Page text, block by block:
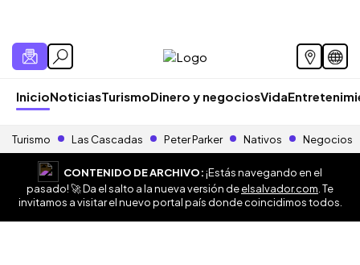
InicioNoticiasTurismoDinero y negociosVida
Turismo Las Cascadas Peter Parker Nativos Negocios
CONTENIDO DE ARCHIVO:¡Estás navegando en el
pasado! 🚀 Da el salto a la nueva versión deelsalvador.com . Te
invitamos a visitar el nuevo portal país donde coincidimos todos.